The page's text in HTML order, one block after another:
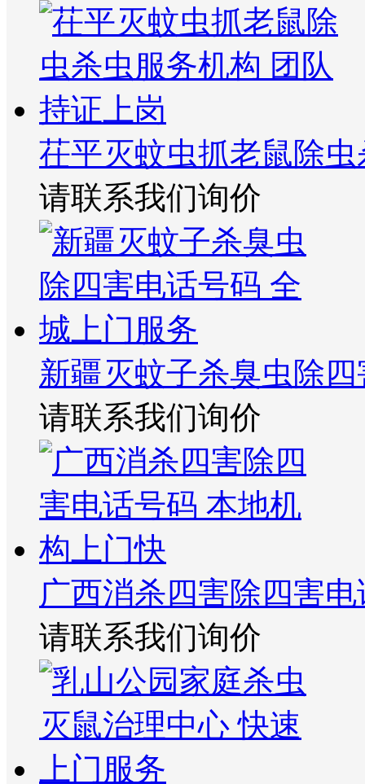
茌平灭蚊虫抓老鼠除
请联系我们询价
新疆灭蚊子杀臭虫除
请联系我们询价
广西消杀四害除四害
请联系我们询价